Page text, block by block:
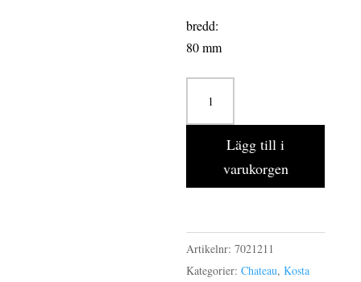
bredd:
80 mm
Ölglas
63
Lägg till i
varukorgen
Artikelnr:7021211
Kategorier:Chateau,Kosta